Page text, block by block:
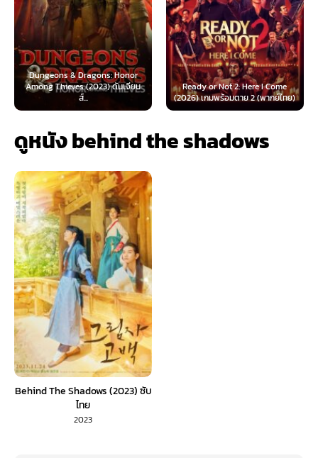
Honor
ดันเจียน
Ready or Not 2: Here I Come
(2026) เกมพร้อมตาย 2 (พากย์ไทย)
Now You See Me: Now
(2025) อาชญากลปล้นโ
ดูหนัง behind the shadows
Behind The Shadows (2023) ซับ
ไทย
2023